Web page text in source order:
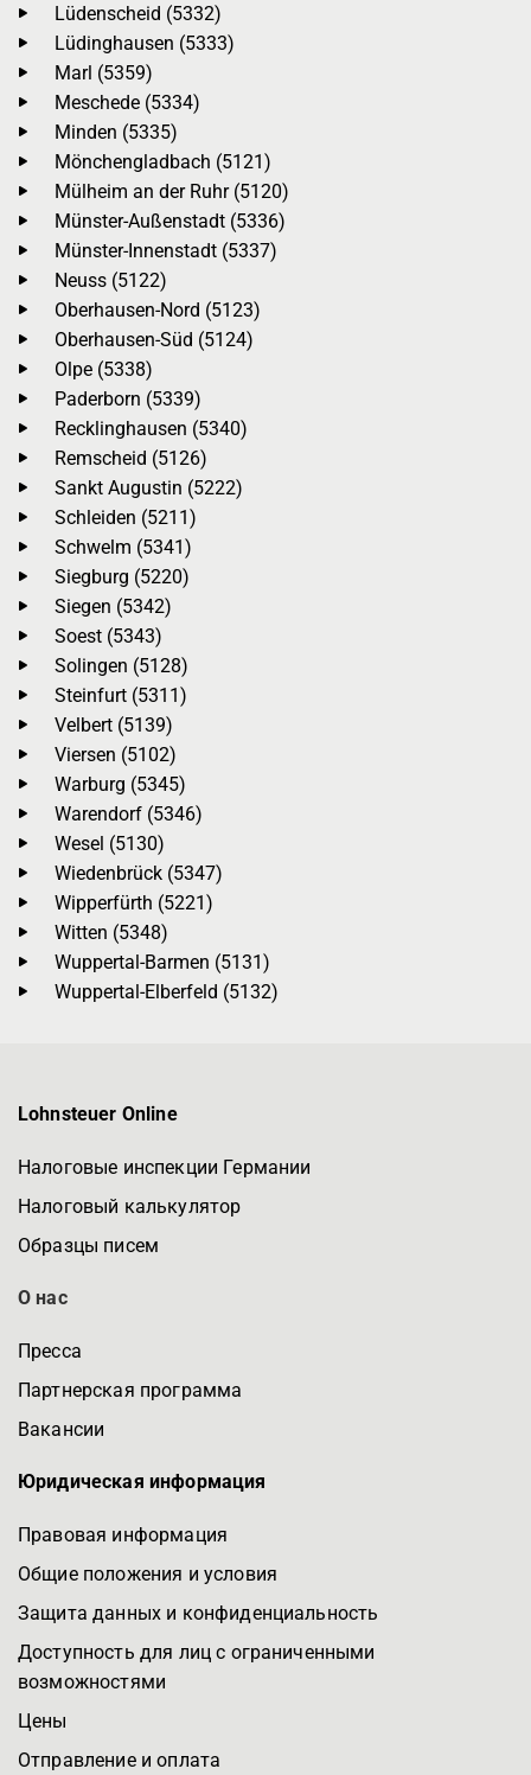
Lüdenscheid (5332)
Lüdinghausen (5333)
Marl (5359)
Meschede (5334)
Minden (5335)
Mönchengladbach (5121)
Mülheim an der Ruhr (5120)
Münster-Außenstadt (5336)
Münster-Innenstadt (5337)
Neuss (5122)
Oberhausen-Nord (5123)
Oberhausen-Süd (5124)
Olpe (5338)
Paderborn (5339)
Recklinghausen (5340)
Remscheid (5126)
Sankt Augustin (5222)
Schleiden (5211)
Schwelm (5341)
Siegburg (5220)
Siegen (5342)
Soest (5343)
Solingen (5128)
Steinfurt (5311)
Velbert (5139)
Viersen (5102)
Warburg (5345)
Warendorf (5346)
Wesel (5130)
Wiedenbrück (5347)
Wipperfürth (5221)
Witten (5348)
Wuppertal-Barmen (5131)
Wuppertal-Elberfeld (5132)
Lohnsteuer Online
Налоговые инспекции Германии
Налоговый калькулятор
Образцы писем
О нас
Пресса
Партнерская программа
Вакансии
Юридическая информация
Правовая информация
Общие положения и условия
Защита данных и конфиденциальность
Доступность для лиц с ограниченными
возможностями
Цены
Отправление и оплата